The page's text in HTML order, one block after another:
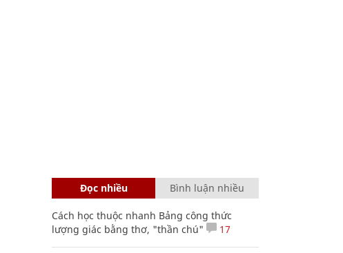
Đọc nhiều Bình luận nhiều
Cách học thuộc nhanh Bảng công thức
lượng giác bằng thơ, "thần chú"
17